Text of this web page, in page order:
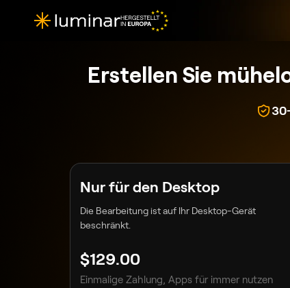
Erstellen Sie
Nur für den Desktop
Die Bearbeitung ist auf Ihr Desktop-Gerät
beschränkt.
$129.00
Einmalige Zahlung, Apps für immer nutzen